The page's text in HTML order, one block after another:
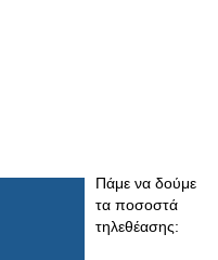
Πάμε να δούμε
τα ποσοστά
τηλεθέασης: